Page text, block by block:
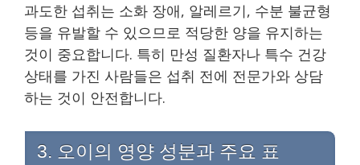
과도한 섭취는 소화 장애, 알레르기, 수분 불균형
등을 유발할 수 있으므로 적당한 양을 유지하는
것이 중요합니다. 특히 만성 질환자나 특수 건강
상태를 가진 사람들은 섭취 전에 전문가와 상담
하는 것이 안전합니다.
3. 오이의 영양 성분과 주요 표